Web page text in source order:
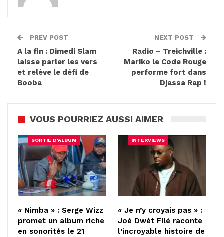
PREV POST
A la fin : Dimedi Slam
laisse parler les vers
et relève le défi de
Booba
NEXT POST
Radio – Treichville :
Mariko le Code Rouge
performe fort dans
Djassa Rap !
VOUS POURRIEZ AUSSI AIMER
SORTIE D'ALBUM
« Nimba » : Serge Wizz
promet un album riche
en sonorités le 21
INTERVIEWS
« Je n’y croyais pas » :
Joé Dwèt Filé raconte
l’incroyable histoire de